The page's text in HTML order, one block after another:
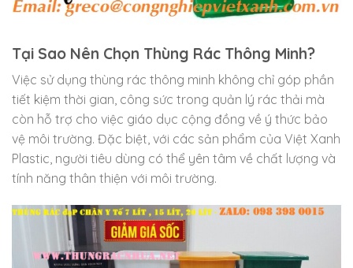
Tại Sao Nên Chọn Thùng Rác Thông Minh?
Việc sử dụng thùng rác thông minh không chỉ góp phần
tiết kiệm thời gian, công sức trong quản lý rác thải mà
còn hỗ trợ cho việc giáo dục cộng đồng về ý thức bảo
vệ môi trường. Đặc biệt, với các sản phẩm của Việt Xanh
Plastic, người tiêu dùng có thể yên tâm về chất lượng và
tính năng thân thiện với môi trường.